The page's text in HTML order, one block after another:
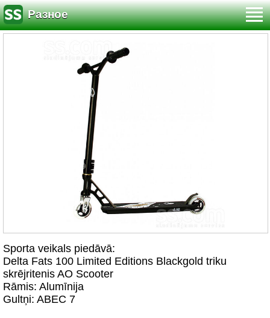
Разное
Sporta veikals piedāvā:
Delta Fats 100 Limited Editions Blackgold triku
skrējritenis AO Scooter
Rāmis: Alumīnija
Gultņi: ABEC 7